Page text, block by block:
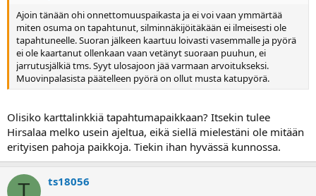
Ajoin tänään ohi onnettomuuspaikasta ja ei voi vaan ymmärtää
miten osuma on tapahtunut, silminnäkijöitäkään ei ilmeisesti ole
tapahtuneelle. Suoran jälkeen kaartuu loivasti vasemmalle ja pyörä
ei ole kaartanut ollenkaan vaan vetänyt suoraan puuhun, ei
jarrutusjälkiä tms. Syyt ulosajoon jää varmaan arvoitukseksi.
Muovinpalasista päätelleen pyörä on ollut musta katupyörä.
Olisiko karttalinkkiä tapahtumapaikkaan? Itsekin tulee
Hirsalaa melko usein ajeltua, eikä siellä mielestäni ole mitään
erityisen pahoja paikkoja. Tiekin ihan hyvässä kunnossa.
T ts18056